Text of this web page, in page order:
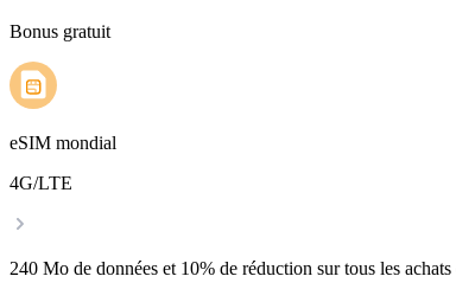
Bonus gratuit
eSIM mondial
4G/LTE
240 Mo de données et 10% de réduction sur tous les